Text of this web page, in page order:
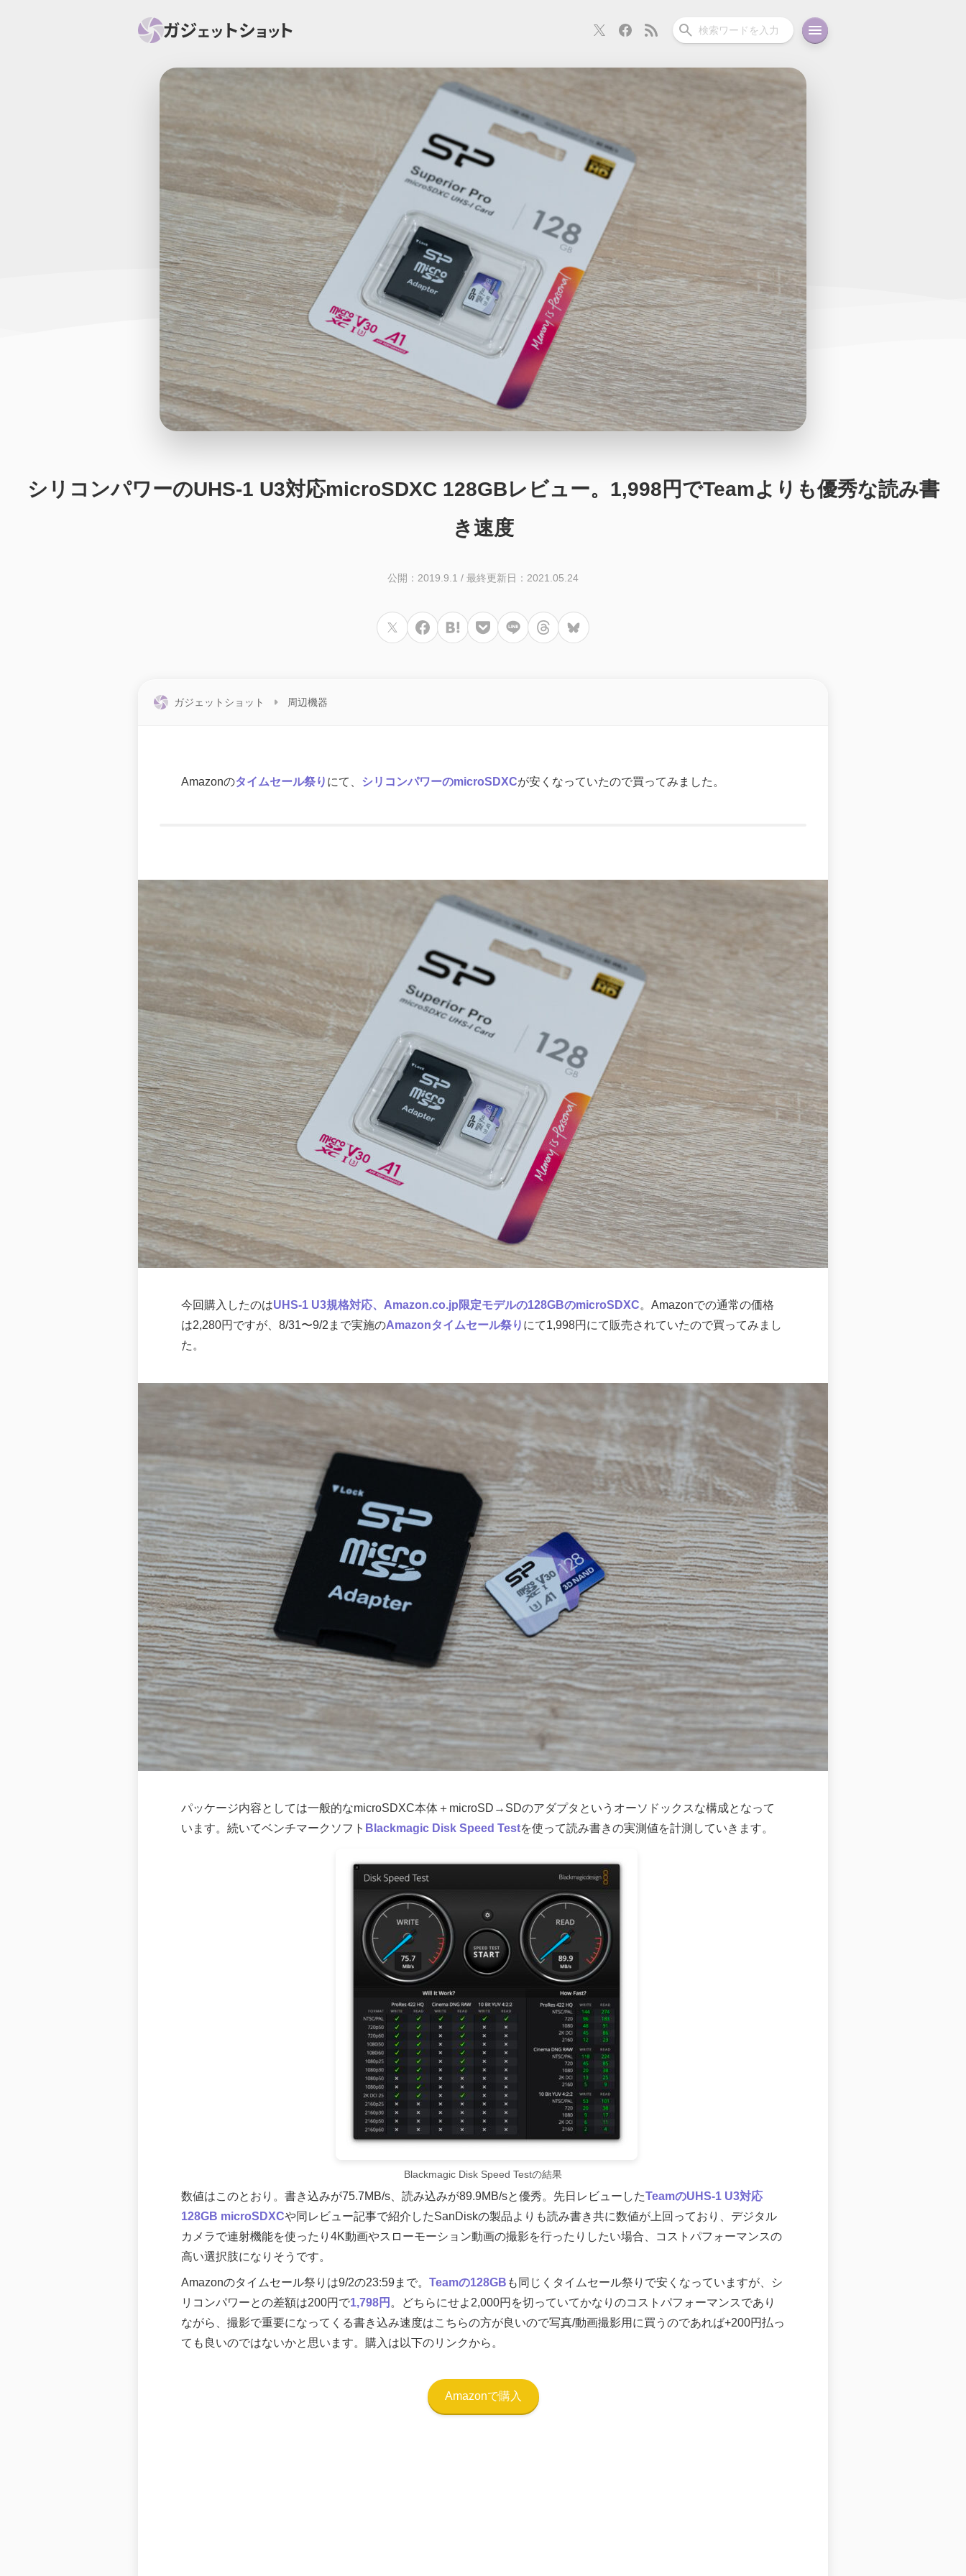
ウェアラブル スマートホーム
セール情報 スマートホーム アクションカメラ カメラ 回線 iPhone iPad Mac Android ガイド
ニュース オーディオ 周辺機器
シリコンパワーのUHS-1 U3対応microSDXC 128GBレビュー。1,998円でTeamよりも優秀な読み書
き速度
公開：2019.9.1 / 最終更新日：2021.05.24
ガジェットショット 周辺機器
Amazonのタイムセール祭り にて、 シリコンパワーのmicroSDXCが安くなっていたので買ってみました。
今回購入したのはUHS-1 U3規格対応、Amazon.co.jp限定モデルの128GBのmicroSDXC。Amazonでの通常の価格
は2,280円ですが、8/31〜9/2まで実施のAmazonタイムセール祭り にて1,998円にて販売されていたので買ってみまし
た。
パッケージ内容としては一般的なmicroSDXC本体＋microSD→SDのアダプタというオーソドックスな構成となって
います。続いてベンチマークソフト Blackmagic Disk Speed Testを使って読み書きの実測値を計測していきます。
Blackmagic Disk Speed Testの結果
数値はこのとおり。書き込みが75.7MB/s、読み込みが89.9MB/sと優秀。先日レビューしたTeamのUHS-1 U3対応
128GB microSDXCや同レビュー記事で紹介したSanDiskの製品よりも読み書き共に数値が上回っており、デジタル
カメラで連射機能を使ったり4K動画やスローモーション動画の撮影を行ったりしたい場合、コストパフォーマンスの
高い選択肢になりそうです。
Amazonのタイムセール祭りは9/2の23:59まで。 Teamの128GB も同じくタイムセール祭りで安くなっていますが、シ
リコンパワーとの差額は200円で1,798円 。どちらにせよ2,000円を切っていてかなりのコストパフォーマンスであり
ながら、撮影で重要になってくる書き込み速度はこちらの方が良いので写真/動画撮影用に買うのであれば+200円払っ
ても良いのではないかと思います。購入は以下のリンクから。
Amazonで購入